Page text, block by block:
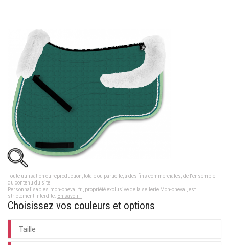
Toute utilisation ou reproduction, totale ou partielle, à des fins commerciales, de l'ensemble
du contenu du site
Personnalisables.mon-cheval.fr , propriété exclusive de la sellerie Mon-cheval, est
strictement interdite.
En savoir +
Choisissez vos couleurs et options
Taille